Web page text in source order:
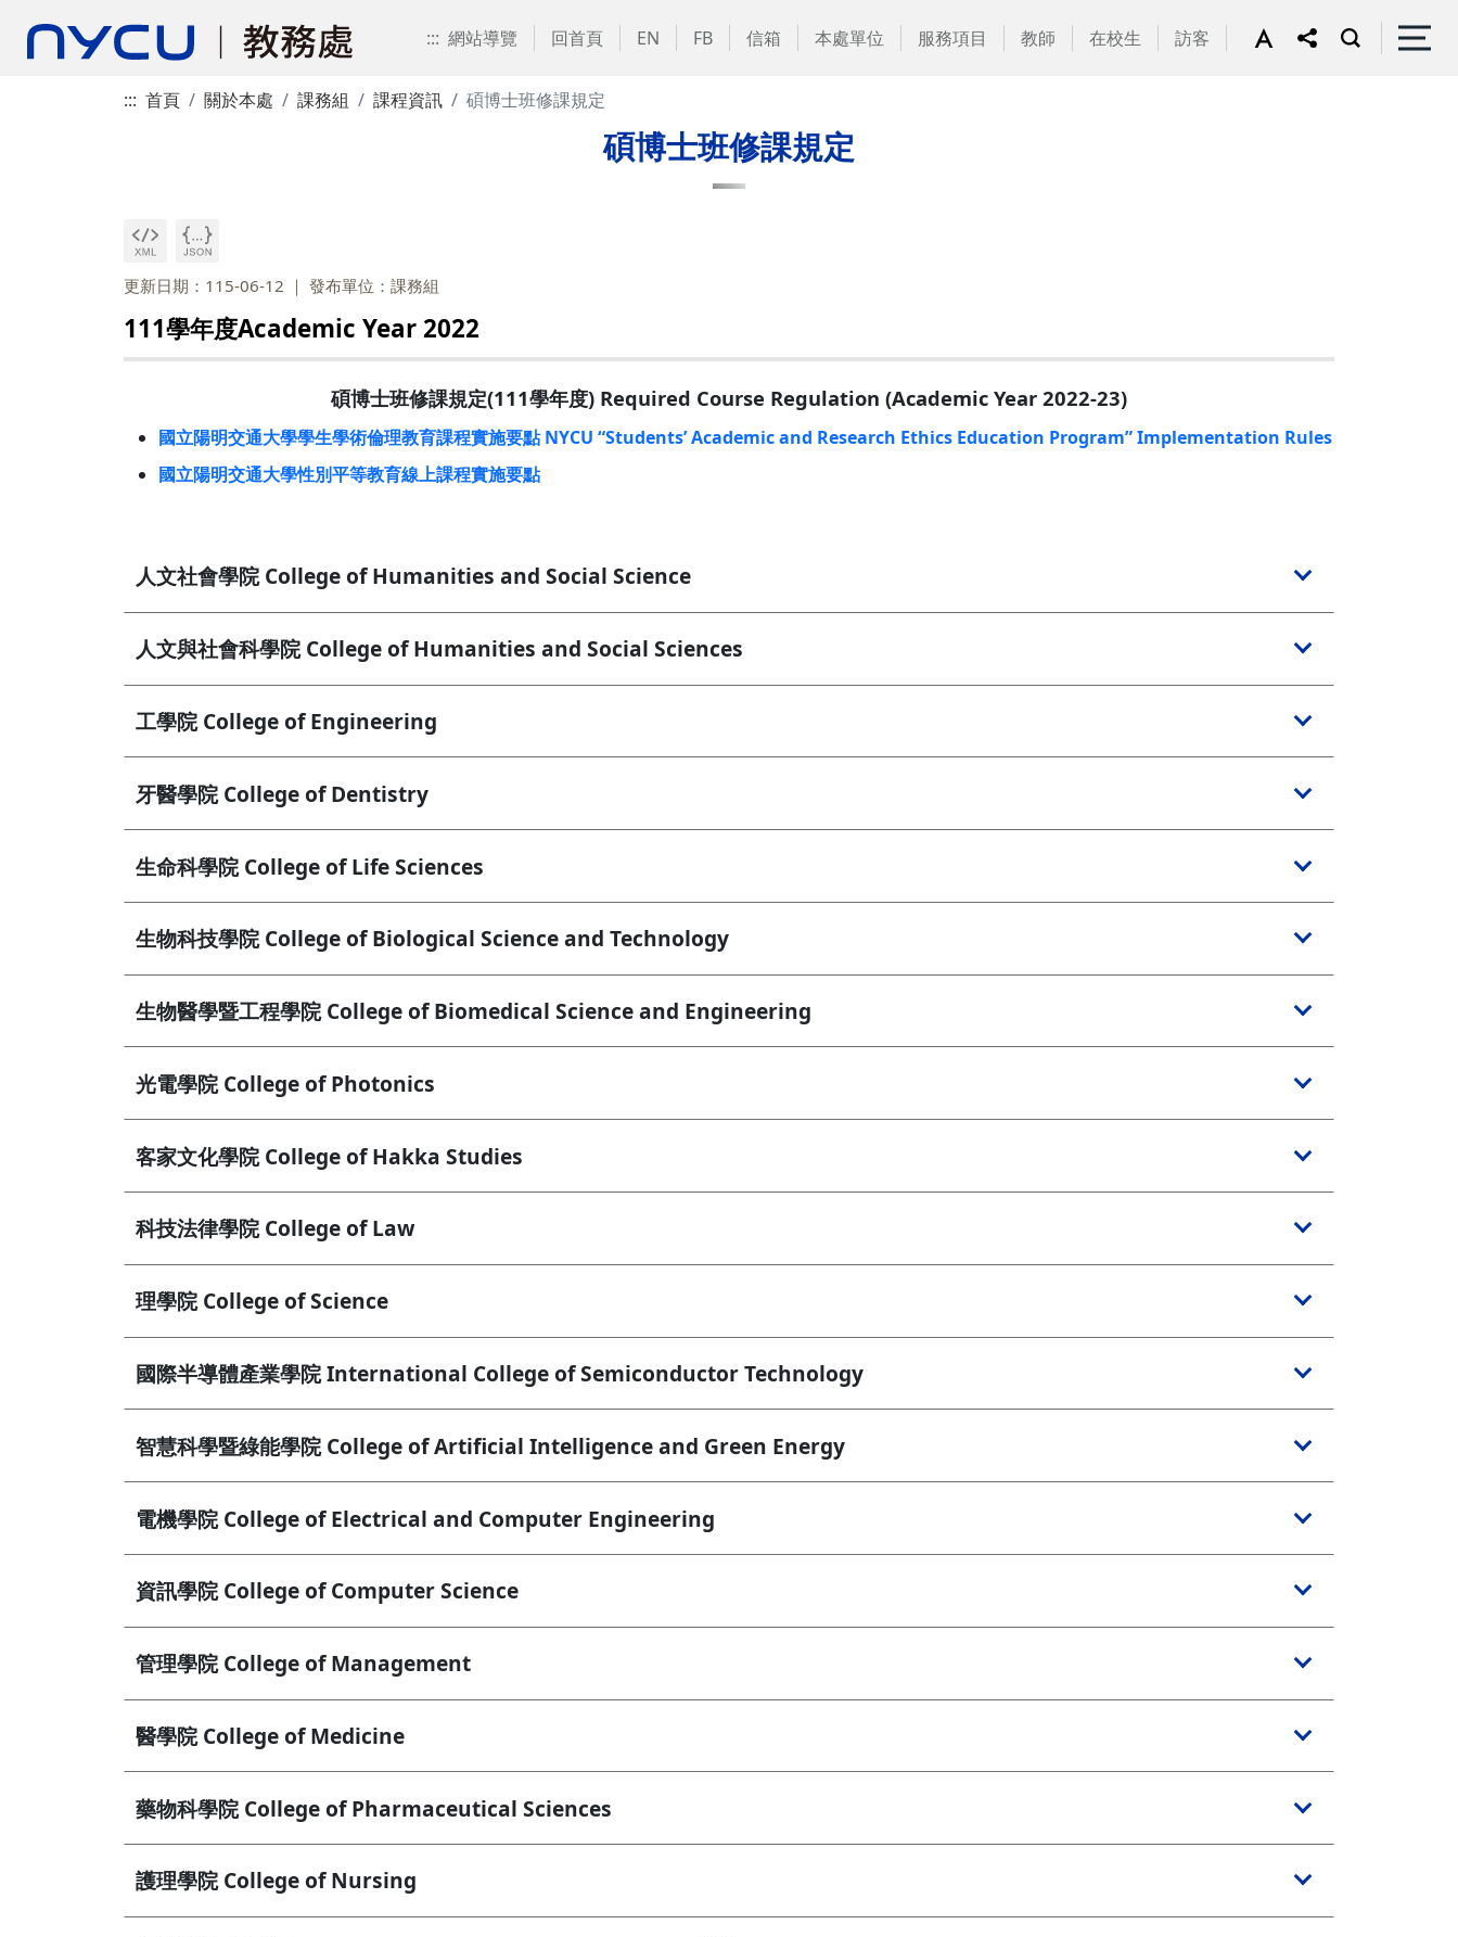
::: 網站導覽 回首頁 EN FB 信箱 本處單位 服務項目 教師 在校生 訪客
::: 首頁 關於本處 課務組 課程資訊 碩博士班修課規定
碩博士班修課規定
更新日期：115-06-12 發布單位：課務組
111學年度Academic Year 2022
碩博士班修課規定(111學年度) Required Course Regulation (Academic Year 2022-23)
國立陽明交通大學學生學術倫理教育課程實施要點 NYCU “Students’ Academic and Research Ethics Education Program” Implementation Rules
國立陽明交通大學性別平等教育線上課程實施要點
人文社會學院 College of Humanities and Social Science
人文與社會科學院 College of Humanities and Social Sciences
工學院 College of Engineering
牙醫學院 College of Dentistry
生命科學院 College of Life Sciences
生物科技學院 College of Biological Science and Technology
生物醫學暨工程學院 College of Biomedical Science and Engineering
光電學院 College of Photonics
客家文化學院 College of Hakka Studies
科技法律學院 College of Law
理學院 College of Science
國際半導體產業學院 International College of Semiconductor Technology
智慧科學暨綠能學院 College of Artificial Intelligence and Green Energy
電機學院 College of Electrical and Computer Engineering
資訊學院 College of Computer Science
管理學院 College of Management
醫學院 College of Medicine
藥物科學院 College of Pharmaceutical Sciences
護理學院 College of Nursing